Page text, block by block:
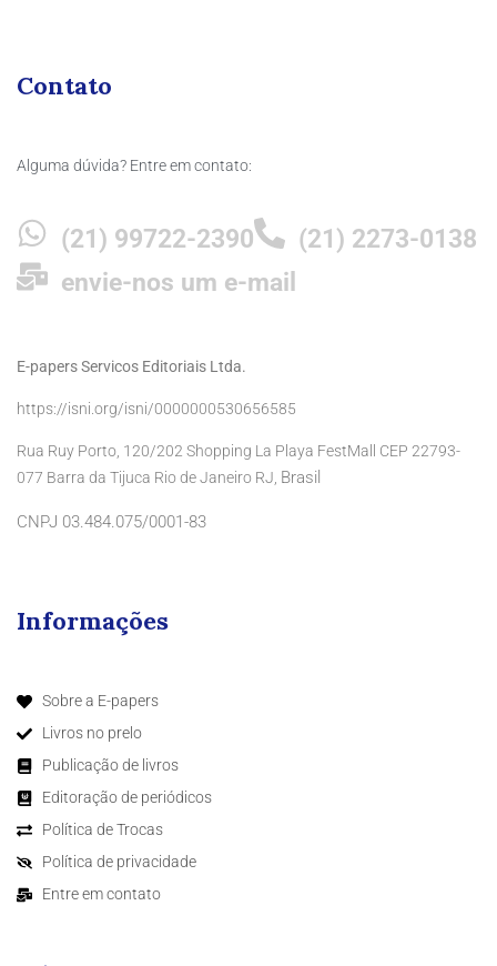
Contato
Alguma dúvida? Entre em contato:
(21) 99722-2390
(21) 2273-0138
envie-nos um e-mail
E-papers Servicos Editoriais Ltda.
https://isni.org/isni/0000000530656585
Rua Ruy Porto, 120/202 Shopping La Playa FestMall CEP 22793-
077 Barra da Tijuca Rio de Janeiro RJ, Brasil
CNPJ 03.484.075/0001-83
Informações
Sobre a E-papers
Livros no prelo
Publicação de livros
Editoração de periódicos
Política de Trocas
Política de privacidade
Entre em contato